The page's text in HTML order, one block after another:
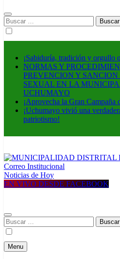
Buscar:
¡Sabiduría, tradición y orgullo
NORMAS Y
PREVENCION Y
SEXUAL EN LA
UCHUMAYO
¡Aprovecha la Gran Campaña
¡Uchumayo vivió una
patriotismo!
MUNICIPALIDAD DISTRITAL
Construyendo una nueva Historia
Correo Institucional
Noticias de Hoy
EN VIVO DESDE FACEBOOK
Buscar:
Menu